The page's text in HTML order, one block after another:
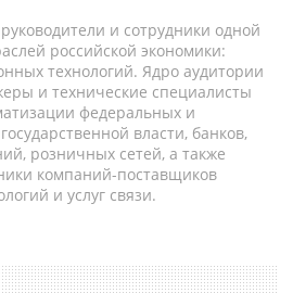
и сотрудники одной
российской экономики:
технологий. Ядро аудитории
и технические специалисты
федеральных и
власти, банков,
розничных сетей, а также
компаний-поставщиков
и услуг связи.